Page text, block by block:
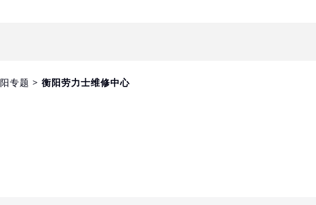
信广场10层1015室（需提前预约）
科金融中心C座12层1205室（需提前预约）
盈国贸中心T1写字楼9层907室（需提前预约）
广场写字楼16层1603室（需提前预约）
号苏州中心办公楼C座22层08室（需提前预约）
专题 > 衡阳劳力士维修中心